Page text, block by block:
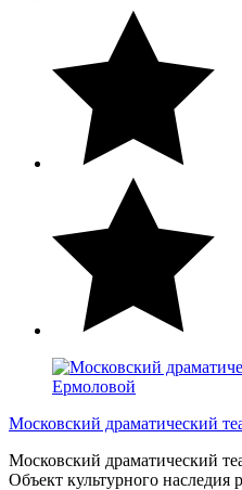
Московский драматический
Московский драматический
Объект культурного наследия